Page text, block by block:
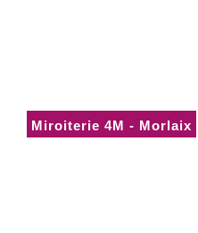
Miroiterie 4M - Morlaix